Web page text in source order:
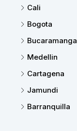
Cali
Bogota
Bucaramanga
Medellin
Cartagena
Jamundi
Barranquilla